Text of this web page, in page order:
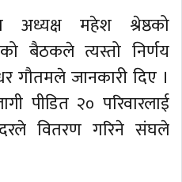
अध्यक्ष महेश श्रेष्ठको
बैठकले त्यस्तो निर्णय
गौतमले जानकारी दिए ।
पीडित २० परिवारलाई
वितरण गरिने संघले